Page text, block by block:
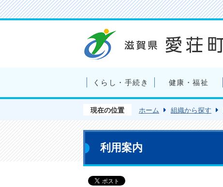
くらし・手続き 健康・福祉
現在の位置 ホーム 組織から探す
利用案内